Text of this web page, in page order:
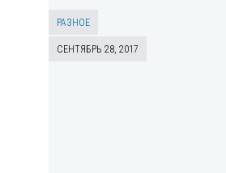
РАЗНОЕ
СЕНТЯБРЬ 28, 2017